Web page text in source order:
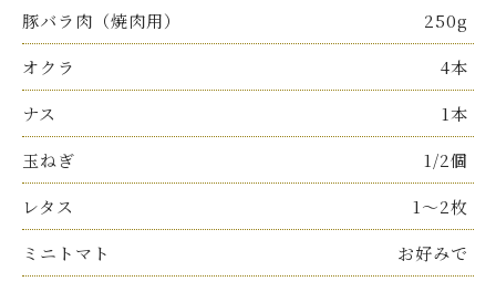
250g
豚バラ肉（焼肉用）
4本
オクラ
1本
ナス
1/2個
玉ねぎ
1～2枚
レタス
お好みで
ミニトマト